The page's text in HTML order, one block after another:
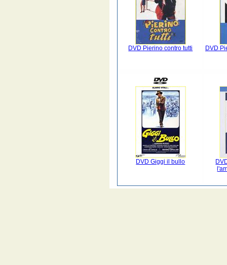
DVD Pierino contro tutti DVD
DVD Giggi il bullo